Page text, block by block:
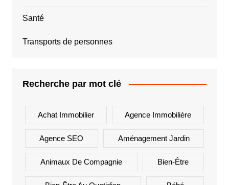
Santé
Transports de personnes
Recherche par mot clé
Achat Immobilier Agence Immobilière
Agence SEO Aménagement Jardin
Animaux De Compagnie Bien-Être